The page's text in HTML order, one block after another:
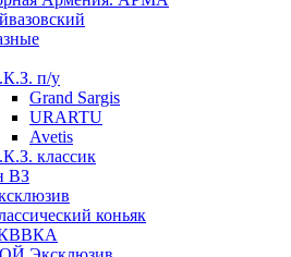
п/у
Grand Sargis
URARTU
Avetis
классик
ВЗ
коньяк